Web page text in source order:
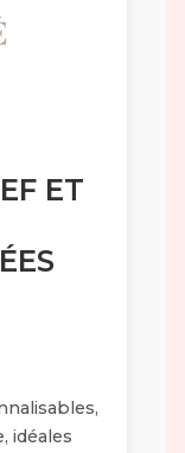
ET
idéales